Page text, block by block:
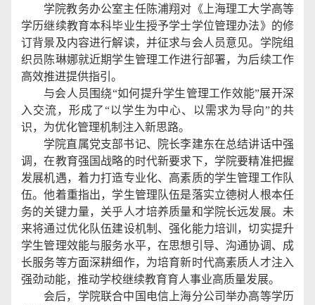
学院教务办公室主任陈浦翔对《上海理工大学高等
学历继续教育本科毕业生授予学士学位管理办法》的修
订背景及内容进行解读，并征求与会人员意见。学院组
织员陈琳娜就近期学生管理工作进行部署，为后续工作
高效推进提供指引。
与会人员围绕“如何提升学生管理工作效能”展开深
入交流，形成了“以学生为中心、以需求为导向”的共
识，为优化管理机制注入新思路。
学院直属党支部书记、院长李建东在总结讲话中强
调，在教育强国战略的时代新要求下，学院要精准把握
发展机遇，着力打造专业化、高素质的学生管理工作队
伍。他着重指出，学生管理队伍是落实立德树人根本任
务的关键力量，关乎人才培养质量和学院长远发展。未
来将通过优化队伍建设机制、强化能力培训，切实提升
学生管理效能与服务水平，在思想引导、沟通协调、成
长服务等方面深耕细作，为培育新时代高素质人才注入
强劲动能，推动学校继续教育育人事业高质量发展。
会后，学院联合中国电信上海分公司举办高等学历